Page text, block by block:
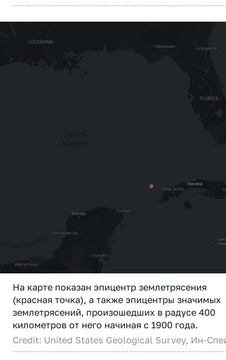
На карте показан эпицентр землетрясения
(красная точка), а также эпицентры значимых
землетрясений, произошедших в радусе 400
километров от него начиная с 1900 года.
Credit: United States Geological Survey, Ин-